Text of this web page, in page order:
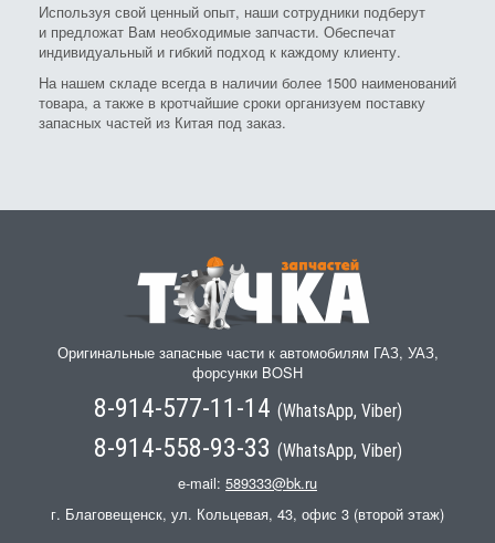
Используя свой ценный опыт, наши сотрудники подберут
и предложат Вам необходимые запчасти. Обеспечат
индивидуальный и гибкий подход к каждому клиенту.
На нашем складе всегда в наличии более 1500 наименований
товара, а также в кротчайшие сроки организуем поставку
запасных частей из Китая под заказ.
Оригинальные запасные части к автомобилям ГАЗ, УАЗ,
форсунки BOSH
8-914-577-11-14 (WhatsApp, Viber)
8-914-558-93-33 (WhatsApp, Viber)
e-mail: 589333@bk.ru
г. Благовещенск, ул. Кольцевая, 43, офис 3 (второй этаж)